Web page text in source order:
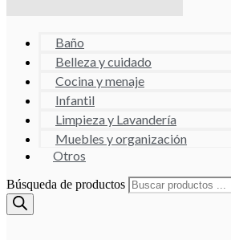
Baño
Belleza y cuidado
Cocina y menaje
Infantil
Limpieza y Lavandería
Muebles y organización
Otros
Búsqueda de productos